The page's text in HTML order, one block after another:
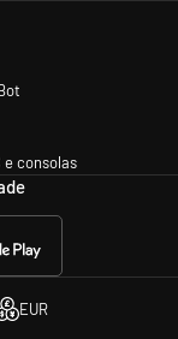
consolas
EUR